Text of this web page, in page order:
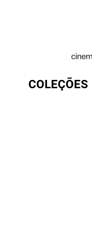
COLEÇÕES